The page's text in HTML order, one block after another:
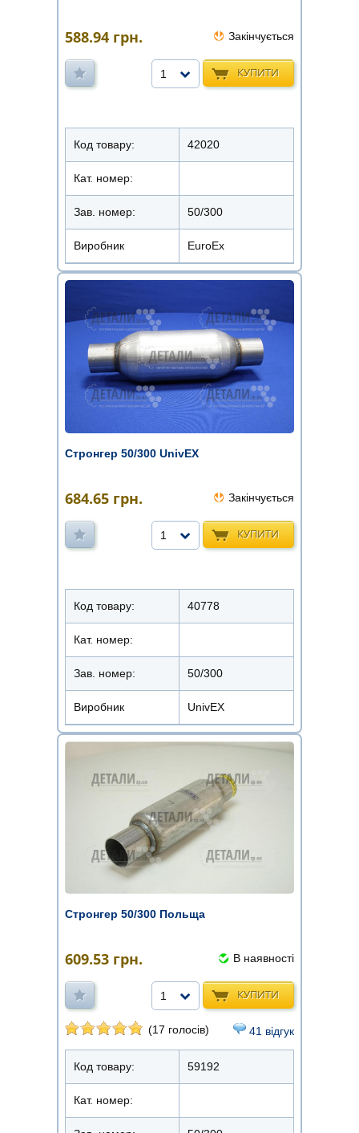
588.94 грн. Закінчується
КУПИТИ
1
Код товару: 42020
Кат. номер:
Зав. номер: 50/300
Виробник EuroEx
Стронгер 50/300 UnivEX
684.65 грн. Закінчується
КУПИТИ
1
Код товару: 40778
Кат. номер:
Зав. номер: 50/300
Виробник UnivEX
Стронгер 50/300 Польща
609.53 грн. В наявності
КУПИТИ
1
(17 голосів) 41 відгук
Код товару: 59192
Кат. номер: